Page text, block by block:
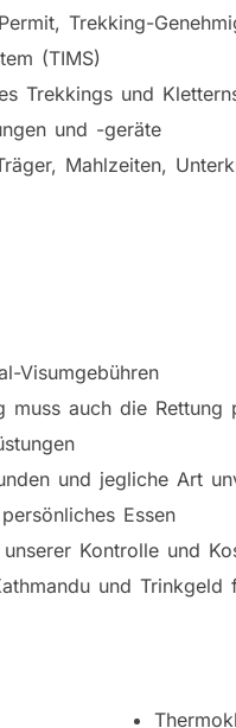
Trekking-
(TIMS)
Trekkings und
und -geräte
Mahlzeiten,
Visumgebühren
muss auch die
und jegliche Art
Essen
Kontrolle und
und Trinkgeld